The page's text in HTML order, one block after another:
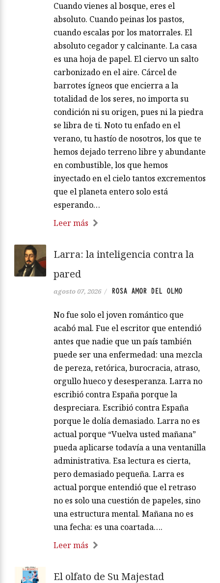
Cuando vienes al bosque, eres el
absoluto. Cuando peinas los pastos,
cuando escalas por los matorrales. El
absoluto cegador y calcinante. La casa
es una hoja de papel. El ciervo un salto
carbonizado en el aire. Cárcel de
barrotes ígneos que encierra a la
totalidad de los seres, no importa su
condición ni su origen, pues ni la piedra
se libra de ti. Noto tu enfado en el
verano, tu hastío de nosotros, los que te
hemos dejado terreno libre y abundante
en combustible, los que hemos
inyectado en el cielo tantos excrementos
que el planeta entero solo está
esperando…
Leer más
Larra: la inteligencia contra la
pared
agosto 07, 2026 / ROSA AMOR DEL OLMO
No fue solo el joven romántico que
acabó mal. Fue el escritor que entendió
antes que nadie que un país también
puede ser una enfermedad: una mezcla
de pereza, retórica, burocracia, atraso,
orgullo hueco y desesperanza. Larra no
escribió contra España porque la
despreciara. Escribió contra España
porque le dolía demasiado. Larra no es
actual porque “Vuelva usted mañana”
pueda aplicarse todavía a una ventanilla
administrativa. Esa lectura es cierta,
pero demasiado pequeña. Larra es
actual porque entendió que el retraso
no es solo una cuestión de papeles, sino
una estructura mental. Mañana no es
una fecha: es una coartada….
Leer más
El olfato de Su Majestad